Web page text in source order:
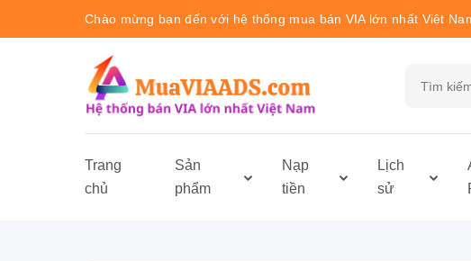
Chào mừng bạn đến với hệ thống mua bán VIA lớn nhất Việt
Trang
chủ
Sản
phẩm
Nạp
tiền
Lịch
sử